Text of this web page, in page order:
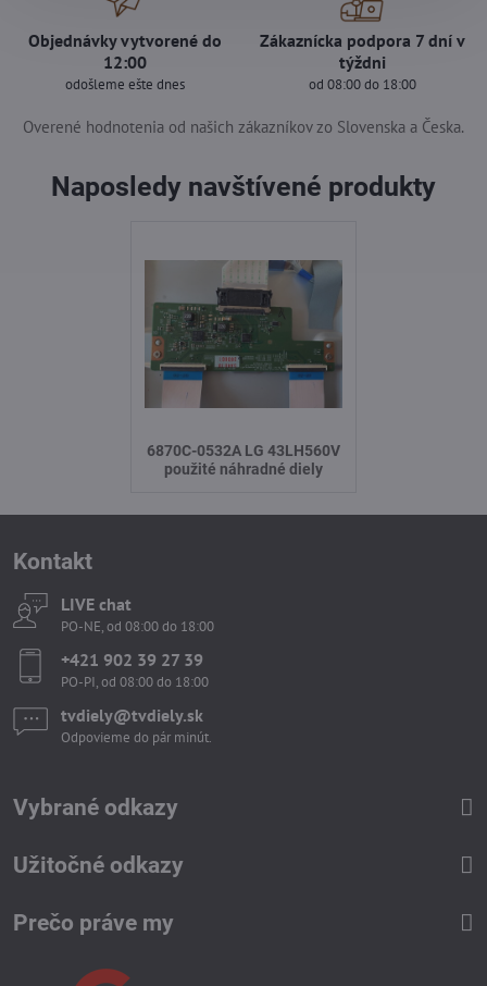
Objednávky vytvorené do
12:00
odošleme ešte dnes
Zákaznícka podpora 7 dní v
týždni
od 08:00 do 18:00
Overené hodnotenia od našich zákazníkov zo Slovenska a Česka.
Naposledy navštívené produkty
6870C-0532A LG 43LH560V
použité náhradné diely
Kontakt
LIVE chat
PO-NE, od 08:00 do 18:00
+421 902 39 27 39
PO-PI, od 08:00 do 18:00
tvdiely​​@tvdiely​​.sk
Odpovieme do pár minút.
Vybrané odkazy
Užitočné odkazy
Prečo práve my